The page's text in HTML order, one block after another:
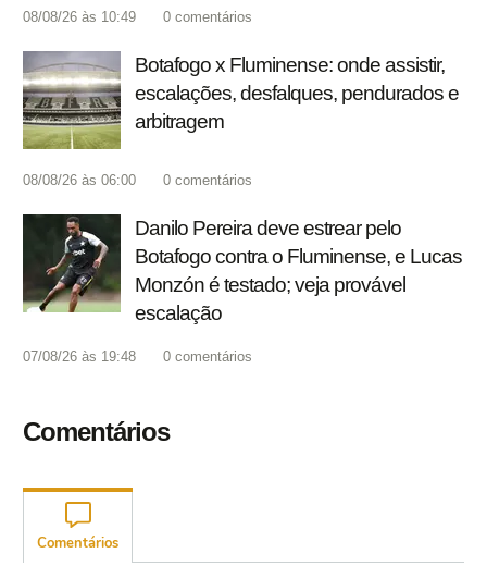
08/08/26 às 10:49 0 comentários
Botafogo x Fluminense: onde assistir,
escalações, desfalques, pendurados e
arbitragem
08/08/26 às 06:00 0 comentários
Danilo Pereira deve estrear pelo
Botafogo contra o Fluminense, e Lucas
Monzón é testado; veja provável
escalação
07/08/26 às 19:48 0 comentários
Comentários